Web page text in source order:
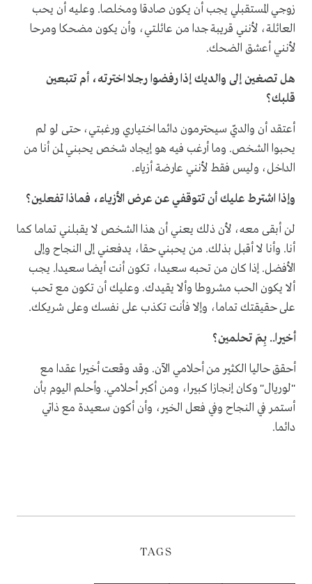
زوجي المستقبلي يجب أن يكون صادقا ومخلصا. وعليه أن يحب
العائلة، لأنني قريبة جدا من عائلتي، وأن يكون مضحكا ومرحا
لأنني أعشق الضحك.
هل تصغين إلى والديك إذا رفضوا رجلا اخترته، أم تتبعين
قلبك؟
أعتقد أن والديّ سيحترمون دائما اختياري ورغبتي، حتى لو لم
يحبوا الشخص. وما أرغب فيه هو إيجاد شخص يحبني لمن أنا من
الداخل، وليس فقط لأنني عارضة أزياء.
وإذا اشترط عليك أن تتوقفي عن عرض الأزياء، فماذا تفعلين؟
لن أبقى معه، لأن ذلك يعني أن هذا الشخص لا يقبلني تماما كما
أنا. وأنا لا أقبل بذلك. من يحبني حقا، يدفعني إلى النجاح وإلى
الأفضل. إذا كان من تحبه سعيدا، تكون أنت أيضا سعيدا. يجب
ألا يكون الحب مشروطا وألا يقيدك. وعليك أن تكون مع تحب
على حقيقتك تماما، وإلا فأنت تكذب على نفسك وعلى شريكك.
أخيرا.. بِمَ تحلمين؟
أحقق حاليا الكثير من أحلامي الآن. وقد وقعت أخيرا عقدا مع
"لوريال" وكان إنجازا كبيرا، ومن أكبر أحلامي. وأحلم اليوم بأن
أستمر في النجاح وفي فعل الخير، وأن أكون سعيدة مع ذاتي
دائما.
TAGS